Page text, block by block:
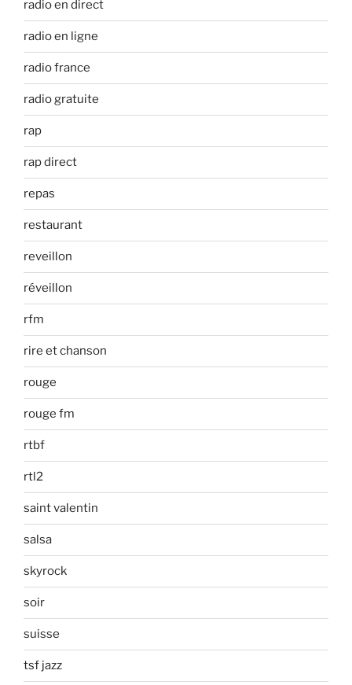
radio en direct
radio en ligne
radio france
radio gratuite
rap
rap direct
repas
restaurant
reveillon
réveillon
rfm
rire et chanson
rouge
rouge fm
rtbf
rtl2
saint valentin
salsa
skyrock
soir
suisse
tsf jazz